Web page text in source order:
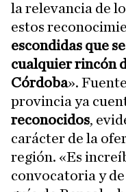
la relevancia de
estos
escondidas que
cualquier rincón
Córdoba».
provincia ya
reconocidos,
carácter de la
región. «Es
convocatoria y